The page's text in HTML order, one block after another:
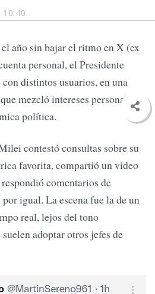
año sin bajar el ritmo en X (ex
personal, el Presidente
distintos usuarios, en una
mezcló intereses personales,
política.
contestó consultas sobre su
favorita, compartió un video
comentarios de
igual. La escena fue la de un
real, lejos del tono
adoptar otros jefes de